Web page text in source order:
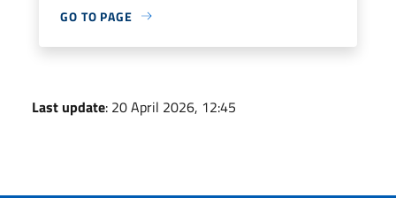
GO TO PAGE
Last update: 20 April 2026, 12:45